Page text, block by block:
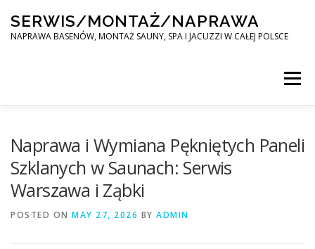
content
SERWIS/MONTAŻ/NAPRAWA
NAPRAWA BASENÓW, MONTAŻ SAUNY, SPA I JACUZZI W CAŁEJ POLSCE
Menu
MONTAŻ SAUNY, SPA, JACUZI W CAŁEJ POLSCE
Naprawa i Wymiana Pękniętych Paneli
Szklanych w Saunach: Serwis
Warszawa i Ząbki
POSTED ON MAY 27, 2026 BY ADMIN